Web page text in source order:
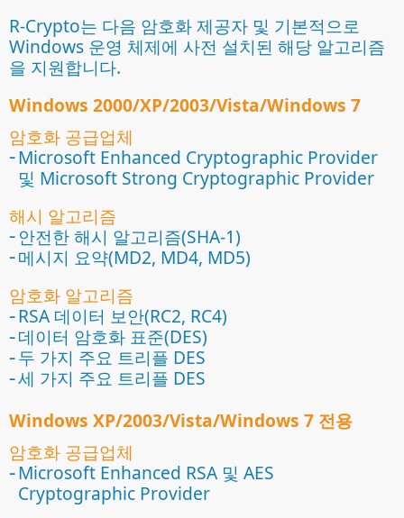
R-Crypto는 다음 암호화 제공자 및 기본적으로
Windows 운영 체제에 사전 설치된 해당 알고리즘
을 지원합니다.
Windows 2000/XP/2003/Vista/Windows 7
암호화 공급업체
Microsoft Enhanced Cryptographic Provider
및 Microsoft Strong Cryptographic Provider
해시 알고리즘
안전한 해시 알고리즘(SHA-1)
메시지 요약(MD2, MD4, MD5)
암호화 알고리즘
RSA 데이터 보안(RC2, RC4)
데이터 암호화 표준(DES)
두 가지 주요 트리플 DES
세 가지 주요 트리플 DES
Windows XP/2003/Vista/Windows 7 전용
암호화 공급업체
Microsoft Enhanced RSA 및 AES
Cryptographic Provider